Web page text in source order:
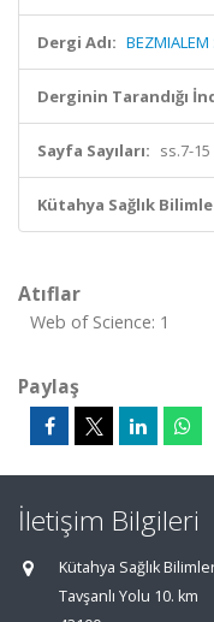
Dergi Adı: BEZMIALEM
Derginin Tarandığı
Sayfa Sayıları: ss.7-15
Kütahya Sağlık
Atıflar
Web of Science: 1
Paylaş
İletişim Bilgileri
Kütahya Sağlık
Tavşanlı Yolu 10. km